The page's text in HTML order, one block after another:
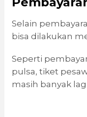
Selain
bisa dilakukan
Seperti
pulsa, tiket
masih banyak